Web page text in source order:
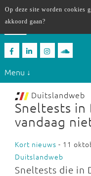
Menu ↓
Duitslandweb
Sneltests in
vandaag
Kort nieuws - 11
Duitslandweb
Sneltests die in
Op deze site worden cookies
akkoord gaan?